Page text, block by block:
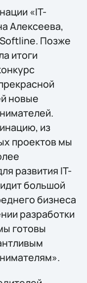
«IT-
Алексеева,
Позже
итоги
новые
из
проектов мы
развития IT-
большой
бизнеса
разработки
готовы